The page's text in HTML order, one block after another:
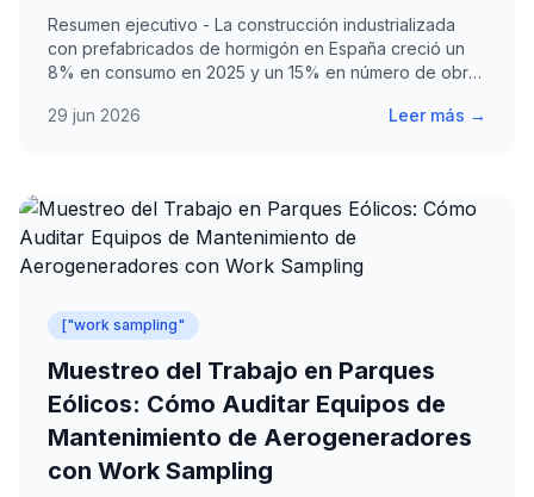
Resumen ejecutivo - La construcción industrializada
con prefabricados de hormigón en España creció un
8% en consumo en 2025 y un 15% en número de obras
29 jun 2026
Leer más →
["work sampling"
Muestreo del Trabajo en Parques
Eólicos: Cómo Auditar Equipos de
Mantenimiento de Aerogeneradores
con Work Sampling